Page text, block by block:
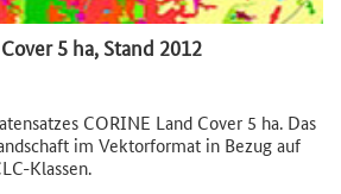
5 ha, Stand 2012
CORINE Land Cover 5 ha. Das
im Vektorformat in Bezug auf
Klassen.